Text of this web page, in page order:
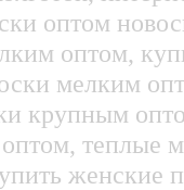
оптом
оптом,
мелким
крупным
теплые
женские